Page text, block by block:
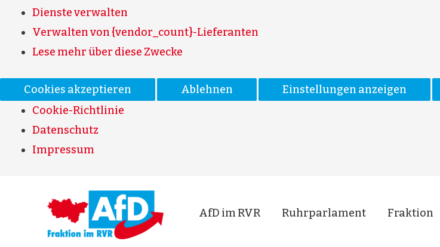
Dienste verwalten
Verwalten von {vendor_count}-Lieferanten
Lese mehr über diese Zwecke
Cookies akzeptieren Ablehnen Einstellungen anzeigen
Cookie-Richtlinie
Datenschutz
Impressum
AfD im RVR Ruhrparlament Fraktion